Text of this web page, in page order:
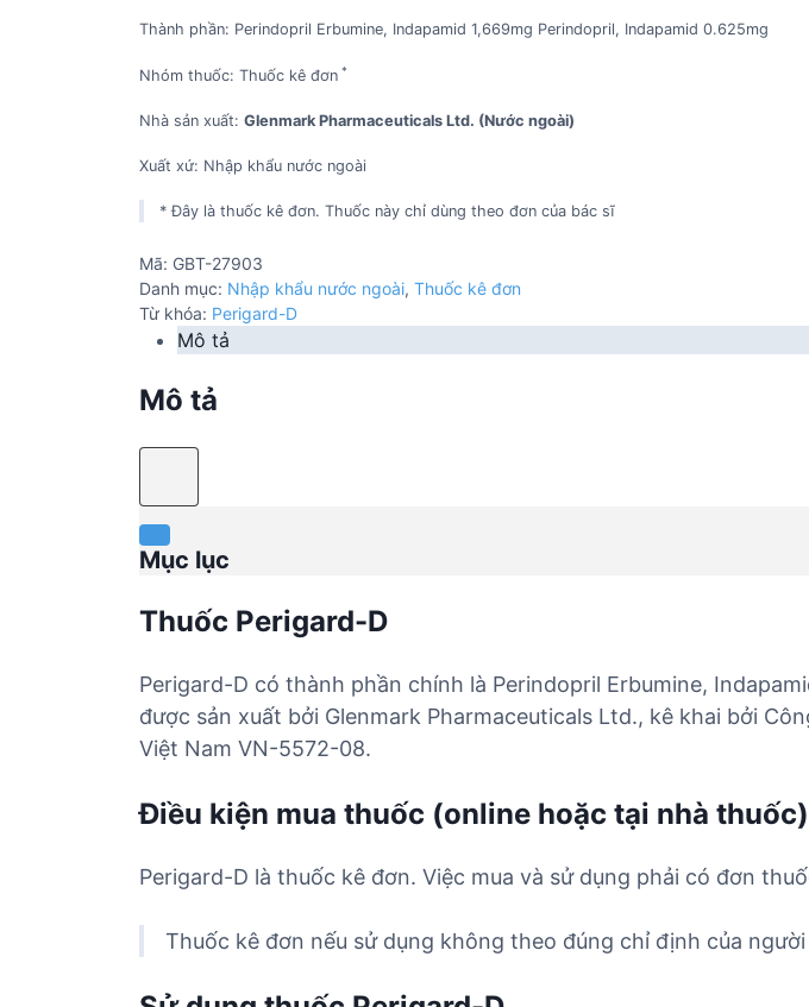
Thành phần: Perindopril Erbumine, Indapamid 1,669mg Perindopril, Indapamid 0.625mg
Nhóm thuốc: Thuốc kê đơn *
Nhà sản xuất: Glenmark Pharmaceuticals Ltd. (Nước ngoài)
Xuất xứ: Nhập khẩu nước ngoài
* Đây là thuốc kê đơn. Thuốc này chỉ dùng theo đơn của bác sĩ
Mã: GBT-27903
Danh mục: Nhập khẩu nước ngoài, Thuốc kê đơn
Từ khóa: Perigard-D
Mô tả
Mô tả
Mục lục
Thuốc Perigard-D
Perigard-D có thành phần chính là Perindopril Erbumine,
được sản xuất bởi Glenmark Pharmaceuticals Ltd., kê khai bởi
Việt Nam VN-5572-08.
Điều kiện mua thuốc (online hoặc tại nhà thuốc)
Perigard-D là thuốc kê đơn. Việc mua và sử dụng phải có đơn
Thuốc kê đơn nếu sử dụng không theo đúng chỉ định của